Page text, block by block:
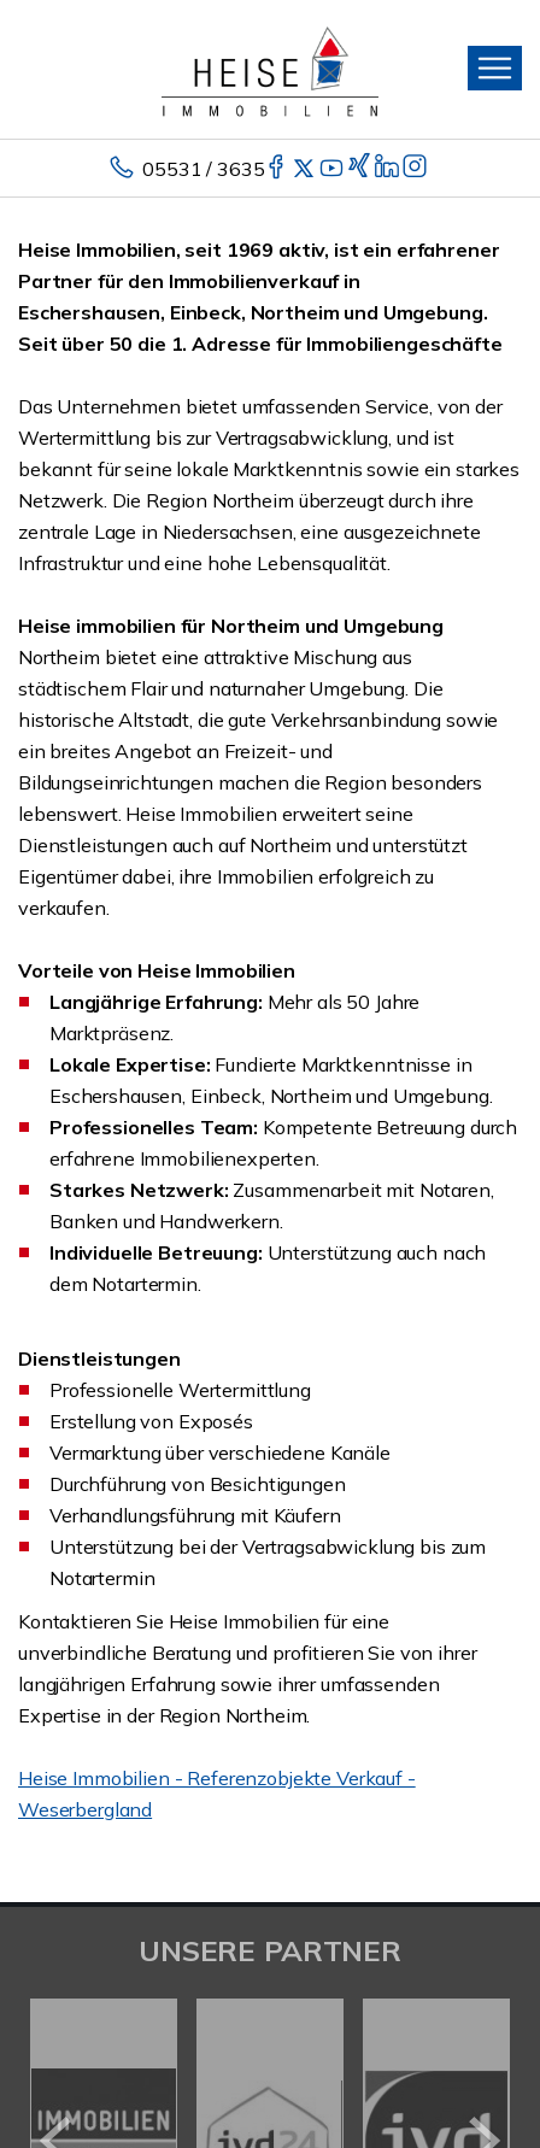
05531 / 3635
Heise Immobilien, seit 1969 aktiv, ist ein erfahrener
Partner für den Immobilienverkauf in
Eschershausen, Einbeck, Northeim und Umgebung.
Seit über 50 die 1. Adresse für Immobiliengeschäfte
Das Unternehmen bietet umfassenden Service, von der
Wertermittlung bis zur Vertragsabwicklung, und ist
bekannt für seine lokale Marktkenntnis sowie ein starkes
Netzwerk. Die Region Northeim überzeugt durch ihre
zentrale Lage in Niedersachsen, eine ausgezeichnete
Infrastruktur und eine hohe Lebensqualität.
Heise immobilien für Northeim und Umgebung
Northeim bietet eine attraktive Mischung aus
städtischem Flair und naturnaher Umgebung. Die
historische Altstadt, die gute Verkehrsanbindung sowie
ein breites Angebot an Freizeit- und
Bildungseinrichtungen machen die Region besonders
lebenswert. Heise Immobilien erweitert seine
Dienstleistungen auch auf Northeim und unterstützt
Eigentümer dabei, ihre Immobilien erfolgreich zu
verkaufen.
Vorteile von Heise Immobilien
Langjährige Erfahrung: Mehr als 50 Jahre
Marktpräsenz.
Lokale Expertise: Fundierte Marktkenntnisse in
Eschershausen, Einbeck, Northeim und Umgebung.
Professionelles Team: Kompetente Betreuung durch
erfahrene Immobilienexperten.
Starkes Netzwerk: Zusammenarbeit mit Notaren,
Banken und Handwerkern.
Individuelle Betreuung: Unterstützung auch nach
dem Notartermin.
Dienstleistungen
Professionelle Wertermittlung
Erstellung von Exposés
Vermarktung über verschiedene Kanäle
Durchführung von Besichtigungen
Verhandlungsführung mit Käufern
Unterstützung bei der Vertragsabwicklung bis zum
Notartermin
Kontaktieren Sie Heise Immobilien für eine
unverbindliche Beratung und profitieren Sie von ihrer
langjährigen Erfahrung sowie ihrer umfassenden
Expertise in der Region Northeim.
Heise Immobilien - Referenzobjekte Verkauf -
Weserbergland
UNSERE PARTNER